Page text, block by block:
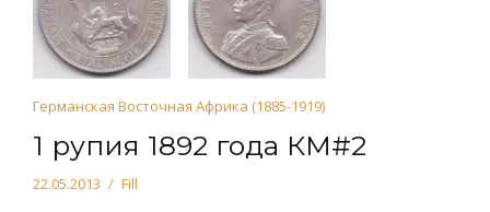
Германская Восточная Африка (1885-1919)
1 рупия 1892 года КМ#2
22.05.2013 Fill